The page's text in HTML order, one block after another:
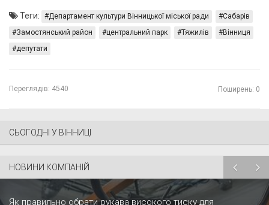
Теги: Департамент культури Вінницької міської ради
Сабарів
Замостянський район
центральний парк Тяжилів
Вінниця
депутати
Переглядів: 4540 Поширень: 0
СЬОГОДНІ У ВІННИЦІ
НОВИНИ КОМПАНІЙ
Як правильно обрати рукава високого тиску для